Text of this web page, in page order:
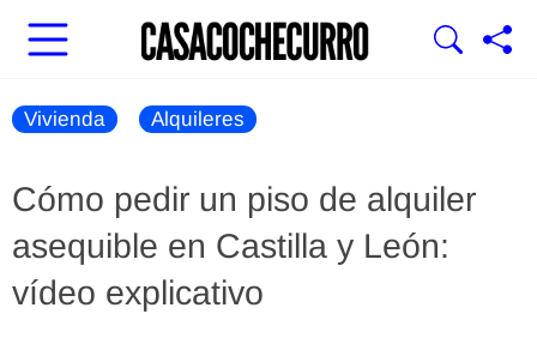
Vivienda Alquileres
Cómo pedir un piso de alquiler
asequible en Castilla y León:
vídeo explicativo